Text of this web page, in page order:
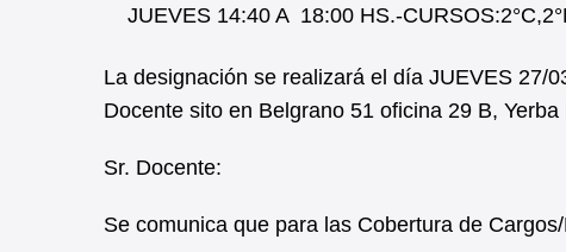
JUEVES 14:40 A 18:00 HS.-
La designación se realizará el día JUEVES 27/
Docente sito en Belgrano 51 oficina 29 B, Yerba
Sr. Docente:
Se comunica que para las Cobertura de